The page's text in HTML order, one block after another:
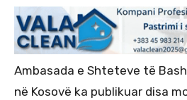
Ambasada e Shteteve të
në Kosovë ka publikuar disa